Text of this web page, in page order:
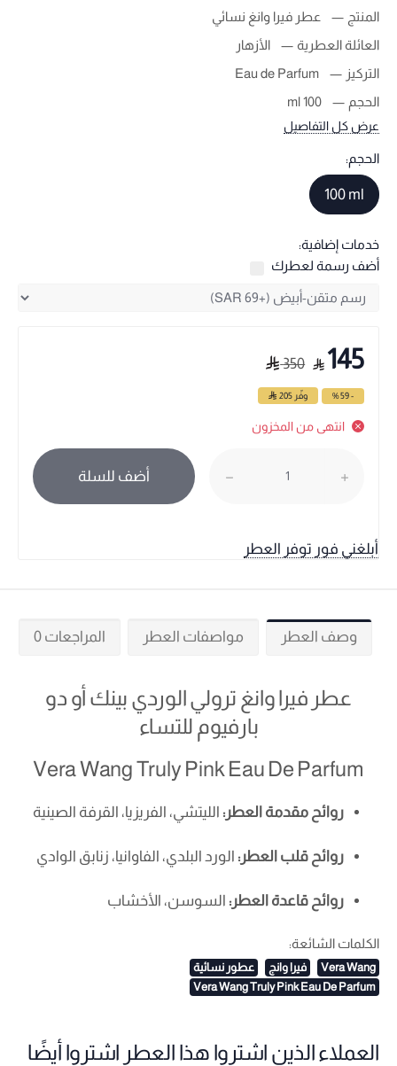
المنتج
عطر فيرا وانغ نسائي
العائلة العطرية
الأزهار
التركيز
Eau de Parfum
الحجم
100 ml
عرض كل التفاصيل
الحجم:
100 ml
خدمات إضافية:
أضف رسمة لعطرك
145
350
- 59 % وفّر 205
انتهى من المخزون
أضف للسلة
أبلغني فور توفر العطر
وصف العطر مواصفات العطر المراجعات 0
عطر فيرا وانغ ترولي الوردي بينك أو دو
بارفيوم للتساء
Vera Wang Truly Pink Eau De Parfum
روائح مقدمة العطر: الليتشي، الفريزيا، القرفة الصينية
روائح قلب العطر: الورد البلدي، الفاوانيا، زنابق الوادي
روائح قاعدة العطر: السوسن، الأخشاب
الكلمات الشائعة:
Vera Wang فيرا وانج
عطور نسائية
Vera Wang Truly Pink Eau De Parfum
العملاء الذين اشتروا هذا العطر اشتروا أيضًا